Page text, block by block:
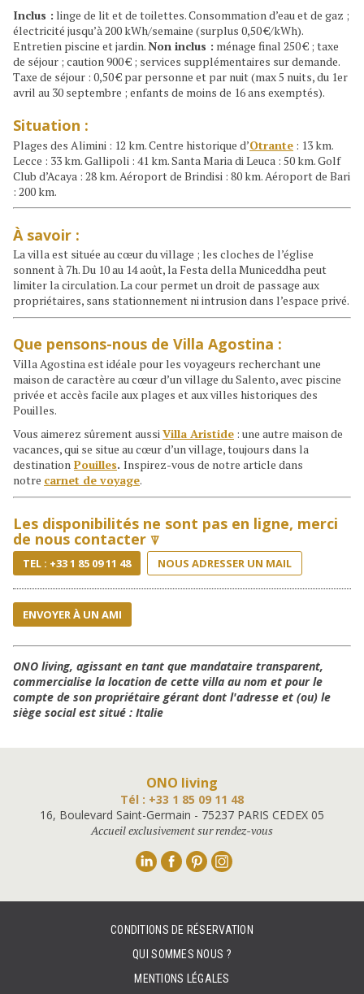
Inclus : linge de lit et de toilettes. Consommation d’eau et de gaz ;
électricité jusqu’à 200 kWh/semaine (surplus 0,50 €/kWh).
Entretien piscine et jardin. Non inclus : ménage final 250 € ; taxe
de séjour ; caution 900 € ; services supplémentaires sur demande.
Taxe de séjour : 0,50 € par personne et par nuit (max 5 nuits, du 1er
avril au 30 septembre ; enfants de moins de 16 ans exemptés).
Situation :
Plages des Alimini : 12 km. Centre historique d’Otrante : 13 km.
Lecce : 33 km. Gallipoli : 41 km. Santa Maria di Leuca : 50 km. Golf
Club d’Acaya : 28 km. Aéroport de Brindisi : 80 km. Aéroport de Bari
: 200 km.
À savoir :
La villa est située au cœur du village ; les cloches de l’église
sonnent à 7h. Du 10 au 14 août, la Festa della Municeddha peut
limiter la circulation. La cour permet un droit de passage aux
propriétaires, sans stationnement ni intrusion dans l’espace privé.
Que pensons-nous de Villa Agostina :
Villa Agostina est idéale pour les voyageurs recherchant une
maison de caractère au cœur d’un village du Salento, avec piscine
privée et accès facile aux plages et aux villes historiques des
Pouilles.
Vous aimerez sûrement aussiVilla Aristide : une autre maison de
vacances, qui se situe au cœur d’un village, toujours dans la
destination Pouilles. Inspirez-vous de notre article dans
notre carnet de voyage.
Les disponibilités ne sont pas en ligne, merci
de nous contacter ⍒
TEL : +33 1 85 09 11 48 NOUS ADRESSER UN MAIL
ENVOYER À UN AMI
ONO living, agissant en tant que mandataire transparent,
commercialise la location de cette villa au nom et pour le
compte de son propriétaire gérant dont l'adresse et (ou) le
siège social est situé : Italie
ONO living
Tél : +33 1 85 09 11 48
16, Boulevard Saint-Germain - 75237 PARIS CEDEX 05
Accueil exclusivement sur rendez-vous
Linkedin
CONDITIONS DE RÉSERVATION
QUI SOMMES NOUS ?
MENTIONS LÉGALES